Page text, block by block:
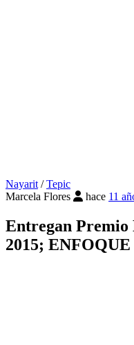
Nayarit/Tepic
Marcela Flores
hace 11
Entregan Premio
2015; ENFOQUE